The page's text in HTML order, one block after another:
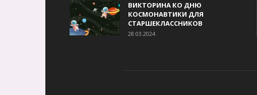
ВИКТОРИНА КО ДНЮ
КОСМОНАВТИКИ ДЛЯ
СТАРШЕКЛАССНИКОВ
28.03.2024